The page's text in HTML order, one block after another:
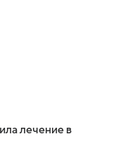
лечение в